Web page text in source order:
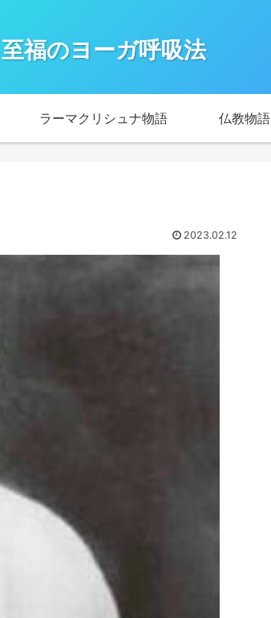
至福のヨーガ呼吸法
ラーマクリシュナ物語 仏教物語
2023.02.12